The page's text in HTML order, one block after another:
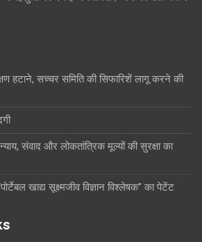
हटाने, सच्चर समिति की सिफारिशें लागू करने की
संवाद और लोकतांत्रिक मूल्यों की सुरक्षा का
खाद्य सूक्ष्मजीव विज्ञान विश्लेषक” का पेटेंट